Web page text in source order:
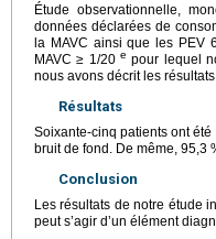
Étude observationnelle,
données déclarées de
la MAVC ainsi que les PEV
MAVC ≥ 1/20 e pour lequel
nous avons décrit les résultats
Résultats
Soixante-cinq patients ont
bruit de fond. De même, 95,3
Conclusion
Les résultats de notre étude
peut s’agir d’un élément